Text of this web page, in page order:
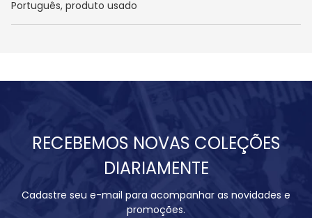
Português, produto usado
RECEBEMOS NOVAS COLEÇÕES
DIARIAMENTE
Cadastre seu e-mail para acompanhar as novidades e
promoções.